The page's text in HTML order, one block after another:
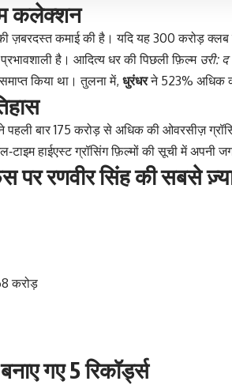
कलेक्शन
कमाई की है। यदि यह 300 करोड़ क्लब
है। आदित्य धर की पिछली फ़िल्म उरी:
किया था। तुलना में, धुरंधरने 523% अधिक
पहली बार 175 करोड़ से अधिक की ओवरसीज़
हाईएस्ट ग्रॉसिंग फ़िल्मों की सूची में अपनी
रणवीर सिंह की सबसे
करोड़
गए 5 रिकॉर्ड्स